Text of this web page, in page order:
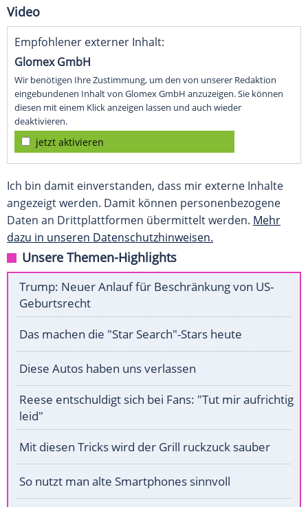
Video
Empfohlener externer Inhalt:
Glomex GmbH
Wir benötigen Ihre Zustimmung, um den von unserer Redaktion
eingebundenen Inhalt von Glomex GmbH anzuzeigen. Sie können
diesen mit einem Klick anzeigen lassen und auch wieder
deaktivieren.
jetzt aktivieren
Ich bin damit einverstanden, dass mir externe Inhalte
angezeigt werden. Damit können personenbezogene
Daten an Drittplattformen übermittelt werden. Mehr
dazu in unseren Datenschutzhinweisen.
Unsere Themen-Highlights
Trump: Neuer Anlauf für Beschränkung von US-
Geburtsrecht
Das machen die "Star Search"-Stars heute
Diese Autos haben uns verlassen
Reese entschuldigt sich bei Fans: "Tut mir aufrichtig
leid"
Mit diesen Tricks wird der Grill ruckzuck sauber
So nutzt man alte Smartphones sinnvoll